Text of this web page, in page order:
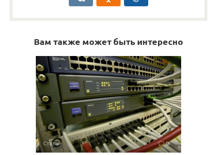
Вам также может быть интересно
Статьи 0